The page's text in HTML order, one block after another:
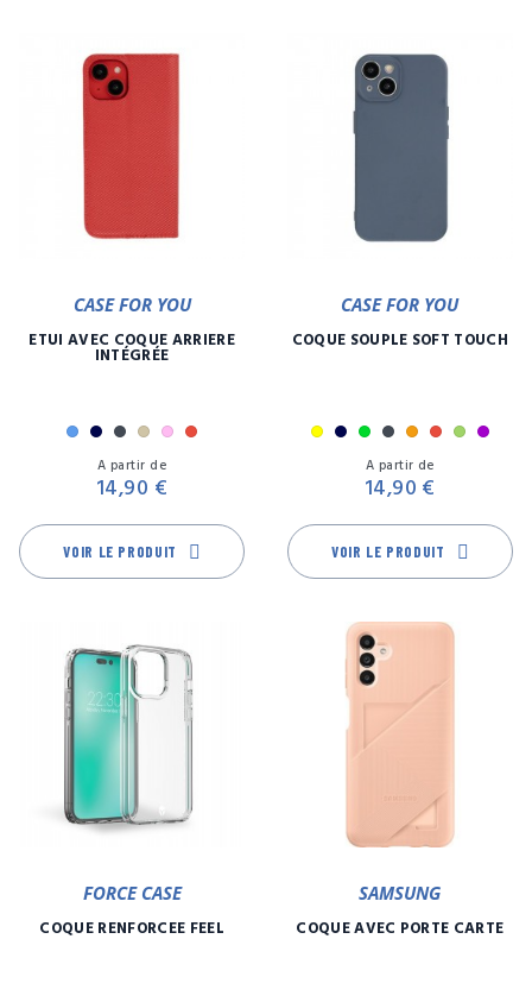
CASE FOR YOU
ETUI AVEC COQUE ARRIÈRE
INTÉGRÉE
BleuMarine
NoirOrRoseRouge
A partir de
14,90 €
VOIR LE PRODUIT
CASE FOR YOU
COQUE SOUPLE SOFT TOUCH
JauneMarine
Menthe
NoirOrange
Rouge
VertViolet
A partir de
14,90 €
VOIR LE PRODUIT
FORCE CASE
COQUE RENFORCÉE FEEL
SAMSUNG
COQUE AVEC PORTE CARTE